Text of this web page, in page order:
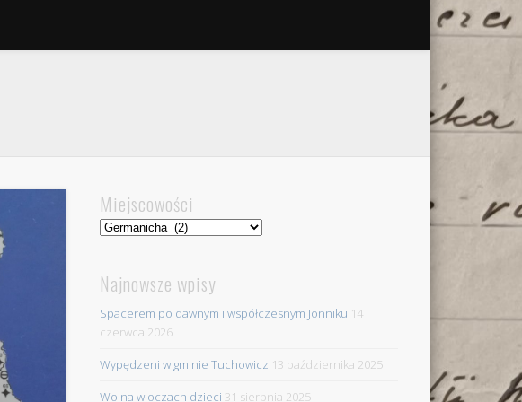
Miejscowości
Miejscowości
Najnowsze wpisy
Spacerem po dawnym i współczesnym Jonniku 14
czerwca 2026
Wypędzeni w gminie Tuchowicz 13 października 2025
Wojna w oczach dzieci 31 sierpnia 2025